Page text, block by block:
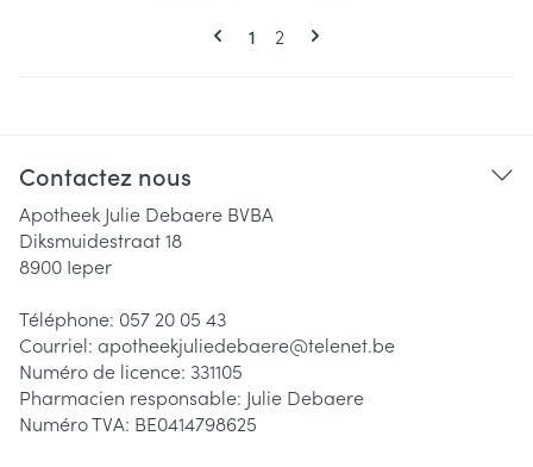
Pages
Vous lisez actuellement la page
1 Page
2
Contactez nous
Apotheek Julie Debaere BVBA
Diksmuidestraat 18
8900 Ieper
Téléphone: 057 20 05 43
Courriel: apotheekjuliedebaere@telenet.be
Numéro de licence: 331105
Pharmacien responsable: Julie Debaere
Numéro TVA: BE0414798625